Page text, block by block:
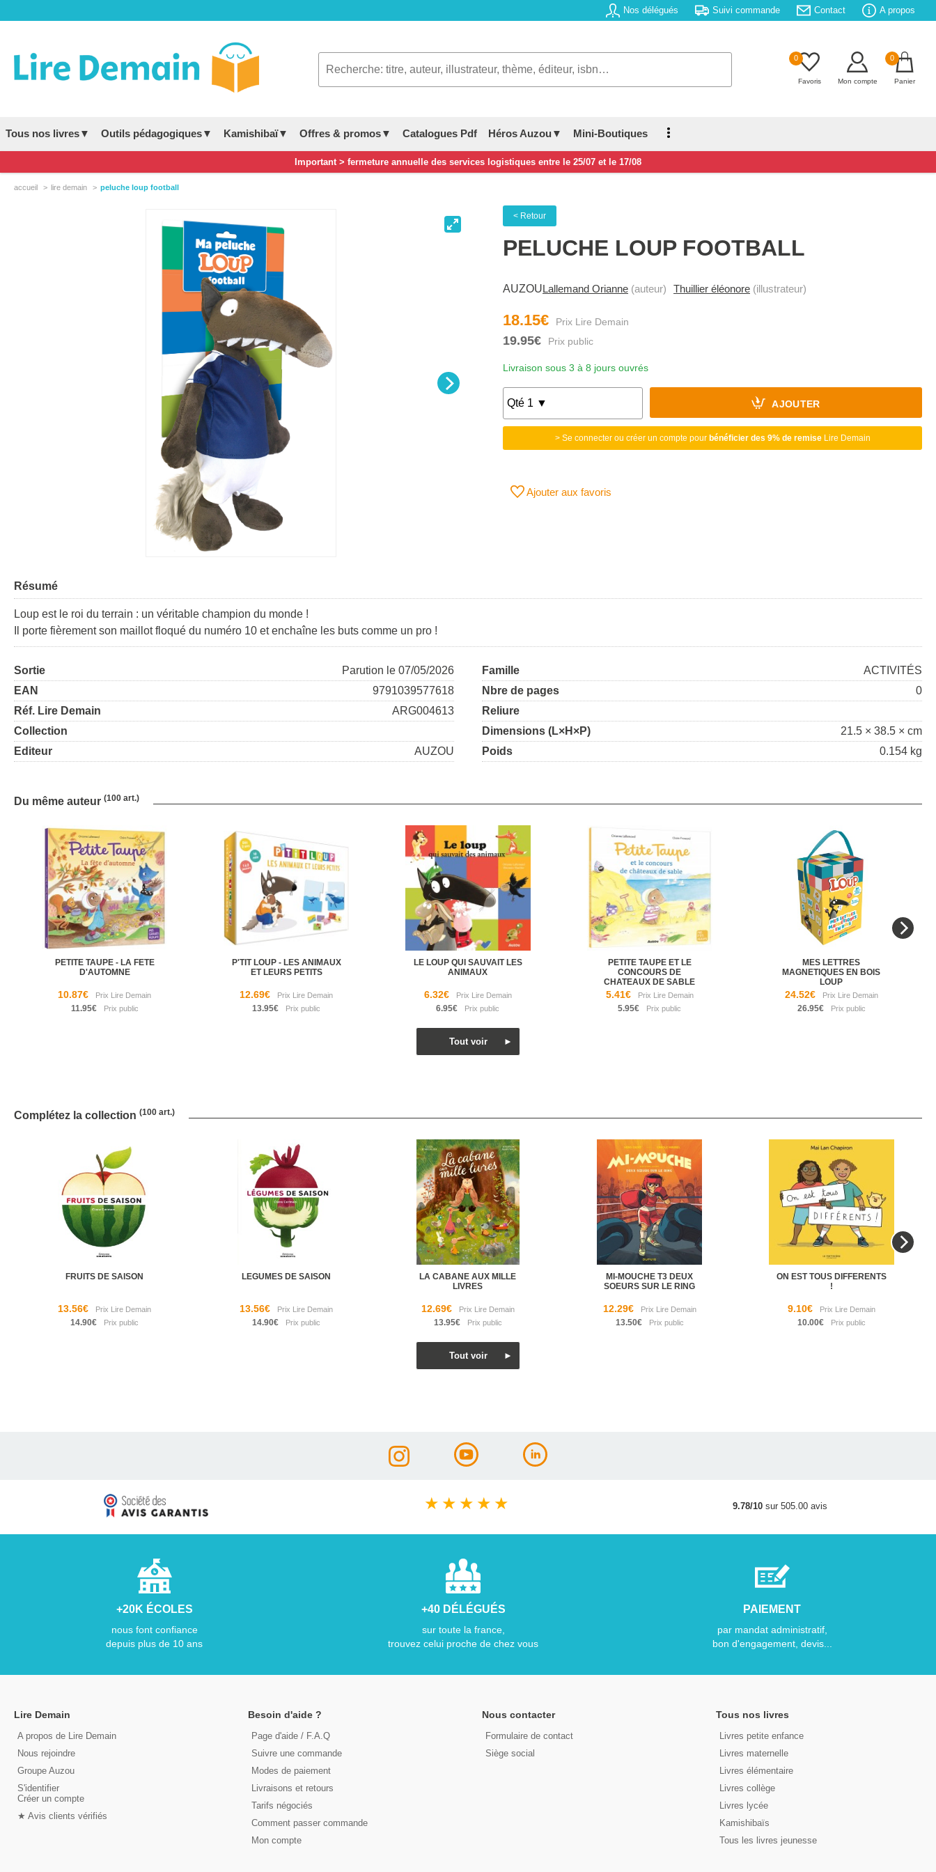
Nos délégués Suivi commande Contact A propos
0
Favoris Mon compte
0
Panier
Tous nos livres▼ Outils pédagogiques▼ Kamishibaï▼ Offres & promos▼ Catalogues Pdf Héros Auzou▼ Mini-Boutiques
Important > fermeture annuelle des services logistiques entre le 25/07 et le 17/08
accueil lire demain peluche loup football
< Retour
PELUCHE LOUP FOOTBALL
AUZOULallemand Orianne (auteur) Thuillier éléonore (illustrateur)
18.15€
19.95€
Livraison sous 3 à 8 jours ouvrés
AJOUTER
> Se connecter ou créer un compte pour bénéficier des 9% de remiseLire Demain
Ajouter aux favoris
Résumé
Loup est le roi du terrain : un véritable champion du monde !
Il porte fièrement son maillot floqué du numéro 10 et enchaîne les buts comme un pro !
Sortie
Parution le 07/05/2026
EAN
9791039577618
Réf. Lire Demain
ARG004613
Collection
Editeur
AUZOU
Famille
ACTIVITÉS
Nbre de pages
0
Reliure
Dimensions (L×H×P)
21.5 × 38.5 × cm
Poids
0.154 kg
Du même auteur (100 art.)
PETITE TAUPE - LA FETE
D'AUTOMNE
10.87€
11.95€
P'TIT LOUP - LES ANIMAUX
ET LEURS PETITS
12.69€
13.95€
LE LOUP QUI SAUVAIT LES
ANIMAUX
6.32€
6.95€
PETITE TAUPE ET LE
CONCOURS DE
CHATEAUX DE SABLE
5.41€
5.95€
MES LETTRES
MAGNETIQUES EN BOIS
LOUP
24.52€
26.95€
Complétez la collection (100 art.)
FRUITS DE SAISON
13.56€
14.90€
LEGUMES DE SAISON
13.56€
14.90€
LA CABANE AUX MILLE
LIVRES
12.69€
13.95€
MI-MOUCHE T3 DEUX
SOEURS SUR LE RING
12.29€
13.50€
ON EST TOUS DIFFERENTS
!
9.10€
10.00€
★ ★ ★ ★ ★ 9.78/10sur 505.00 avis
+20K ÉCOLES
nous font confiance
depuis plus de 10 ans
+40 DÉLÉGUÉS
sur toute la france,
trouvez celui proche de chez vous
PAIEMENT
par mandat administratif,
bon d'engagement, devis...
Lire Demain
A propos de Lire Demain
Nous rejoindre
Groupe Auzou
S'identifier
Créer un compte
★ Avis clients vérifiés
Besoin d'aide ?
Page d'aide / F.A.Q
Suivre une commande
Modes de paiement
Livraisons et retours
Tarifs négociés
Comment passer commande
Mon compte
Nous contacter
Formulaire de contact
Siège social
Tous nos livres
Livres petite enfance
Livres maternelle
Livres élémentaire
Livres collège
Livres lycée
Kamishibaïs
Tous les livres jeunesse